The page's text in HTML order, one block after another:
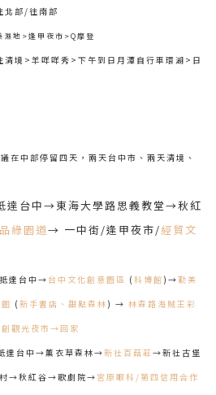
南部
地>逢甲夜市>Q摩登
羊咩咩秀>下午到日月潭自行車環湖>日
在中部停留四天，兩天台中市、兩天清境、
達台中→東海大學路思義教堂→秋紅
綠園道→ 一中街/逢甲夜市/經貿文
中→ 台中文化創意園區 ( 科博館 )→勤美
( 新手書店、甜點森林 ) → 林森路海賊王彩
創觀光夜市→回家
薰衣草森林→新社百菇莊→新社古堡
→秋紅谷→歌劇院→ 宮原眼科/第四信用合作